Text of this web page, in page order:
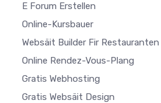
E Forum Erstellen
Online-Kursbauer
Websäit Builder Fir Restauranten
Online Rendez-Vous-Plang
Gratis Webhosting
Gratis Websäit Design